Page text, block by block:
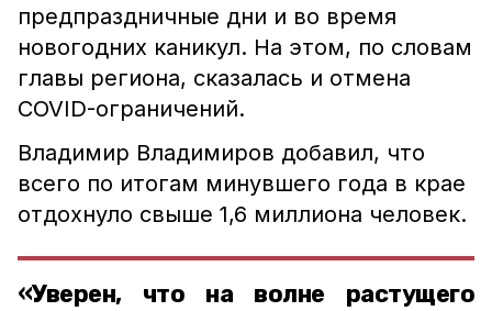
предпраздничные дни и во время
новогодних каникул. На этом, по словам
главы региона, сказалась и отмена
СOVID-ограничений.
Владимир Владимиров добавил, что
всего по итогам минувшего года в крае
отдохнуло свыше 1,6 миллиона человек.
«Уверен, что на волне растущего